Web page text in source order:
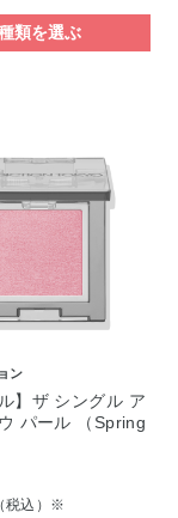
類を選ぶ
ン
】ザ シングル ア
パール （Spring
（税込）※